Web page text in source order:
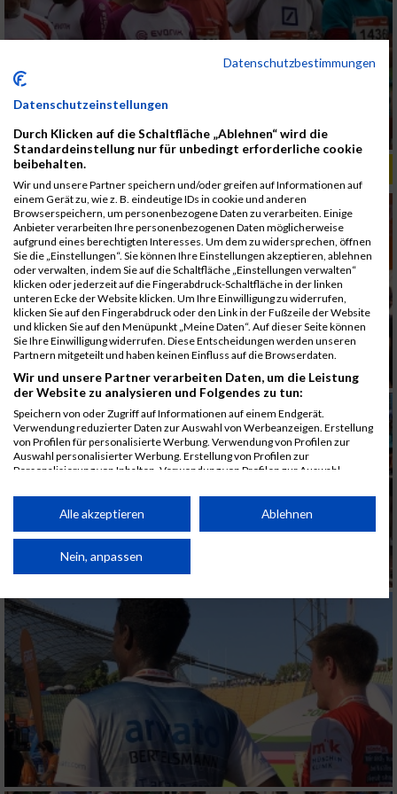
ALBUM B2RUN MÜNCHEN, B2RUN / 16.07.2019
Datenschutzbestimmungen
Datenschutzeinstellungen
Durch Klicken auf die Schaltfläche „Ablehnen“ wird die
Standardeinstellung nur für unbedingt erforderliche cookie
beibehalten.
Wir und unsere Partner speichern und/oder greifen auf Informationen auf
einem Gerät zu, wie z. B. eindeutige IDs in cookie und anderen
Browserspeichern, um personenbezogene Daten zu verarbeiten. Einige
Anbieter verarbeiten Ihre personenbezogenen Daten möglicherweise
aufgrund eines berechtigten Interesses. Um dem zu widersprechen, öffnen
Sie die „Einstellungen“. Sie können Ihre Einstellungen akzeptieren, ablehnen
oder verwalten, indem Sie auf die Schaltfläche „Einstellungen verwalten“
klicken oder jederzeit auf die Fingerabdruck-Schaltfläche in der linken
unteren Ecke der Website klicken. Um Ihre Einwilligung zu widerrufen,
klicken Sie auf den Fingerabdruck oder den Link in der Fußzeile der Website
und klicken Sie auf den Menüpunkt „Meine Daten“. Auf dieser Seite können
Sie Ihre Einwilligung widerrufen. Diese Entscheidungen werden unseren
Partnern mitgeteilt und haben keinen Einfluss auf die Browserdaten.
Wir und unsere Partner verarbeiten Daten, um die Leistung
der Website zu analysieren und Folgendes zu tun:
Speichern von oder Zugriff auf Informationen auf einem Endgerät.
Verwendung reduzierter Daten zur Auswahl von Werbeanzeigen. Erstellung
von Profilen für personalisierte Werbung. Verwendung von Profilen zur
Auswahl personalisierter Werbung. Erstellung von Profilen zur
Personalisierung von Inhalten. Verwendung von Profilen zur Auswahl
Performance von Inhalten. Analyse von Zielgruppen durch Statistiken oder
Kombinationen von Daten aus verschiedenen Quellen. Entwicklung und
von Inhalten.
Daten können außerhalb der Europäischen Union weitergegeben und in die
Website/App.
Partnerliste anzeigen (1 IAB-Anbieter)
Wir nutzen Ihre Daten für folgende Zwecke:
IAB-Verarbeitungszwecke:
Speichern von oder Zugriff auf Informationen
auf einem Endgerät
Verwendung reduzierter Daten zur Auswahl
von Werbeanzeigen
Alle akzeptieren Ablehnen
Nein, anpassen